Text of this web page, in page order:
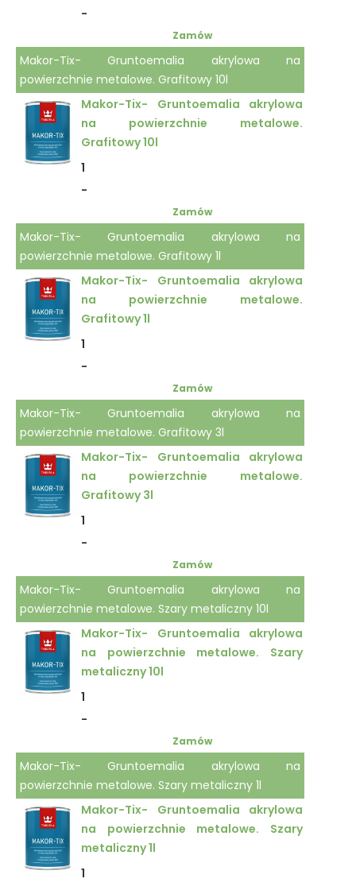
-
Zamów
Makor-Tix- Gruntoemalia akrylowa na
powierzchnie metalowe. Grafitowy 10l
Makor-Tix- Gruntoemalia akrylowa
na powierzchnie metalowe.
Grafitowy 10l
1
-
Zamów
Makor-Tix- Gruntoemalia akrylowa na
powierzchnie metalowe. Grafitowy 1l
Makor-Tix- Gruntoemalia akrylowa
na powierzchnie metalowe.
Grafitowy 1l
1
-
Zamów
Makor-Tix- Gruntoemalia akrylowa na
powierzchnie metalowe. Grafitowy 3l
Makor-Tix- Gruntoemalia akrylowa
na powierzchnie metalowe.
Grafitowy 3l
1
-
Zamów
Makor-Tix- Gruntoemalia akrylowa na
powierzchnie metalowe. Szary metaliczny 10l
Makor-Tix- Gruntoemalia akrylowa
na powierzchnie metalowe. Szary
metaliczny 10l
1
-
Zamów
Makor-Tix- Gruntoemalia akrylowa na
powierzchnie metalowe. Szary metaliczny 1l
Makor-Tix- Gruntoemalia akrylowa
na powierzchnie metalowe. Szary
metaliczny 1l
1